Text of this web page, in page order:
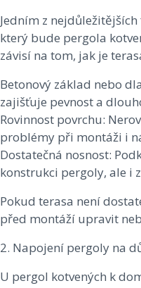
Jedním z
který bude pergola
závisí na tom, jak je
Betonový základ nebo
zajišťuje pevnost a
Rovinnost povrchu:
problémy při montáži i
Dostatečná nosnost:
konstrukci pergoly, ale i
Pokud terasa není
před montáží upravit
2. Napojení pergoly na
U pergol kotvených k